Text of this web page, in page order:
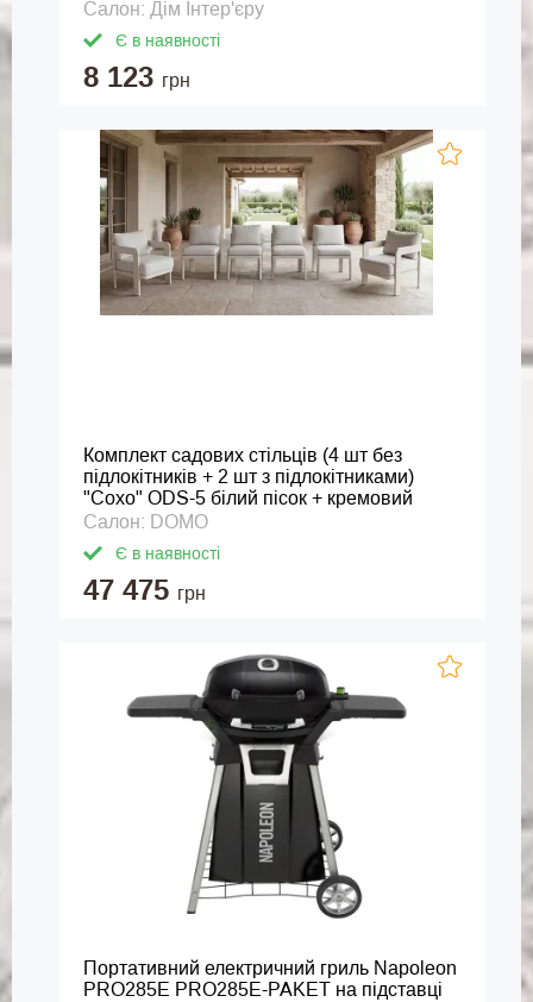
Салон: Дім Інтер'єру
Є в наявності
8 123 грн
Комплект садових стільців (4 шт без
підлокітників + 2 шт з підлокітниками)
"Сохо" ODS-5 білий пісок + кремовий
Салон: DOMO
Є в наявності
47 475 грн
Портативний електричний гриль Napoleon
PRO285E PRO285E-PAKET на підставці